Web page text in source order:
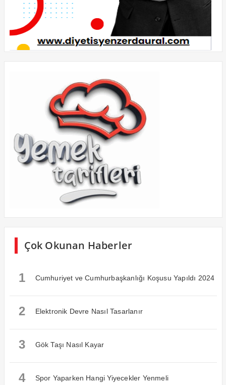
Çok Okunan Haberler
1 Cumhuriyet ve Cumhurbaşkanlığı Koşusu Yapıldı 2024
2 Elektronik Devre Nasıl Tasarlanır
3 Gök Taşı Nasıl Kayar
4 Spor Yaparken Hangi Yiyecekler Yenmeli